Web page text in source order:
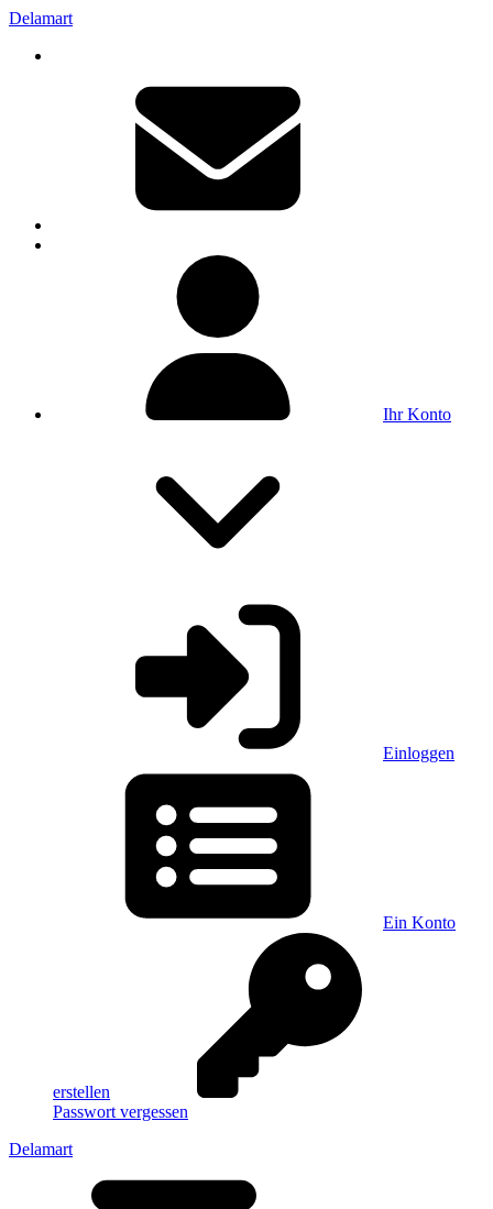
Delamart
Ihr Konto
Einloggen
Ein Konto
erstellen
Passwort vergessen
Delamart